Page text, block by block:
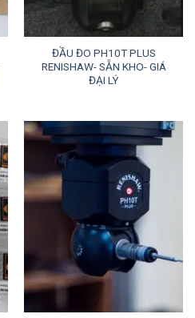
ĐẦU ĐO PH10T PLUS
RENISHAW- SẴN KHO- GIÁ
ĐẠI LÝ